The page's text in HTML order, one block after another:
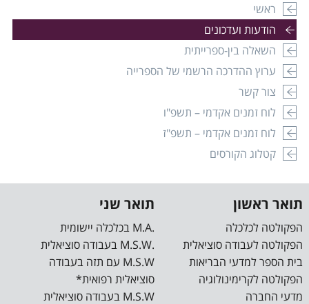
ראשי
הודעות ועדכונים
השאלה בין-ספרייתית
ערוץ ההדרכה הרשמי של הספרייה
צור קשר
לוח זמנים אקדמי – תשפ"ו
לוח זמנים אקדמי – תשפ"ז
קטלוג הקורסים
תואר ראשון
הפקולטה לכלכלה
הפקולטה לעבודה סוציאלית
בית הספר למדעי הבריאות
הפקולטה לקרימינולוגיה
מדעי החברה
תואר שני
.M.A בכלכלה יישומית
.M.S.W בעבודה סוציאלית
M.S.W עם תזה בעבודה
סוציאלית רפואית*
M.S.W בעבודה סוציאלית